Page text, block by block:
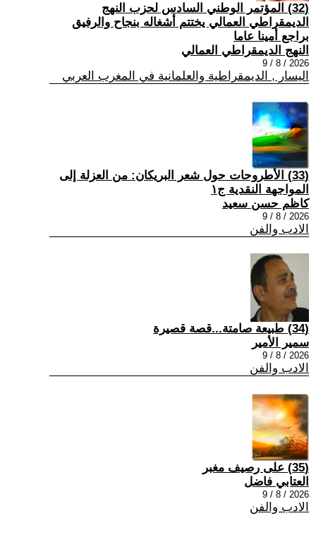
(32) المؤتمر الوطني السادس لحزب النهج
الديمقراطي العمالي يختتم أشغاله بنجاح والرفيق
براجع أمينا عاما
النهج الديمقراطي العمالي
2026 / 8 / 9
اليسار , الديمقراطية والعلمانية في المغرب العربي
(33) الأطروحات حول شعر البريكان: من العزلة إلى
المواجهة النقدية ج١
كاظم حسن سعيد
2026 / 8 / 9
الادب والفن
(34) طبيعة صامتة...قصة قصيرة
سمير الأمير
2026 / 8 / 9
الادب والفن
(35) على رصيف مغبر
العتابي فاضل
2026 / 8 / 9
الادب والفن